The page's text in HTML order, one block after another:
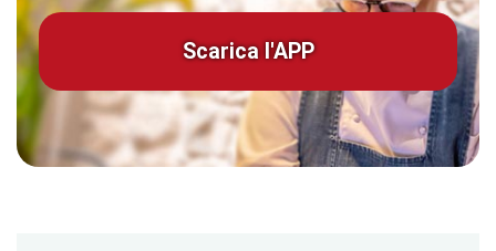
Scarica l'APP